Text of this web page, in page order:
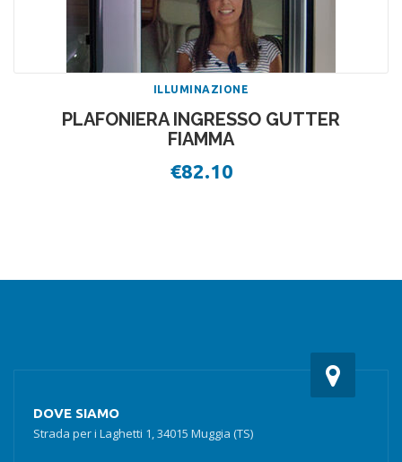
ILLUMINAZIONE
PLAFONIERA INGRESSO GUTTER
FIAMMA
€82.10
DOVE SIAMO
Strada per i Laghetti 1, 34015 Muggia (TS)